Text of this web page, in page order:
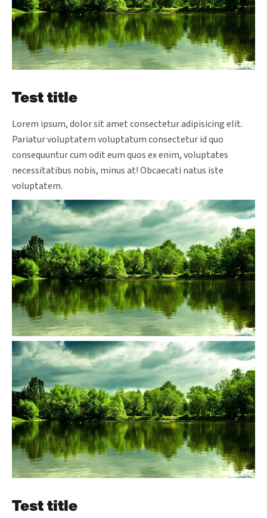
Test title
Lorem ipsum, dolor sit amet consectetur adipisicing elit.
Pariatur voluptatem voluptatum consectetur id quo
consequuntur cum odit eum quos ex enim, voluptates
necessitatibus nobis, minus at! Obcaecati natus iste
voluptatem.
Test title